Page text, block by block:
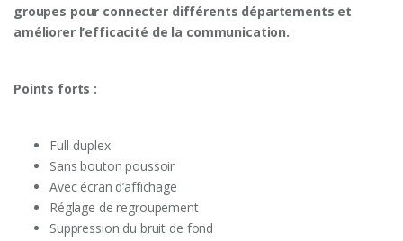
groupes pour connecter différents départements et
améliorer l’efficacité de la communication.
Points forts :
Full-duplex
Sans bouton poussoir
Avec écran d’affichage
Réglage de regroupement
Suppression du bruit de fond